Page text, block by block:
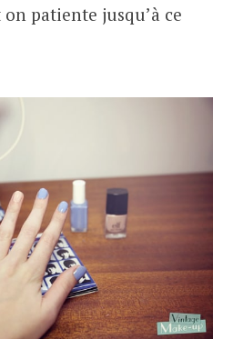
patiente jusqu’à ce